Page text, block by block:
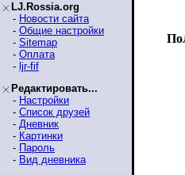
LJ.Rossia.org
- Новости сайта
- Общие настройки
- Sitemap
- Оплата
- ljr-fif
Редактировать...
- Настройки
- Список друзей
- Дневник
- Картинки
- Пароль
- Вид дневника